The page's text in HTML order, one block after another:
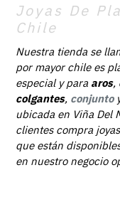
Joyas De
Chile
Nuestra tienda se
por mayor chile es
especial y para aros,
colgantes, conjunto
ubicada en Viña Del
clientes compra
que están
en nuestro negocio